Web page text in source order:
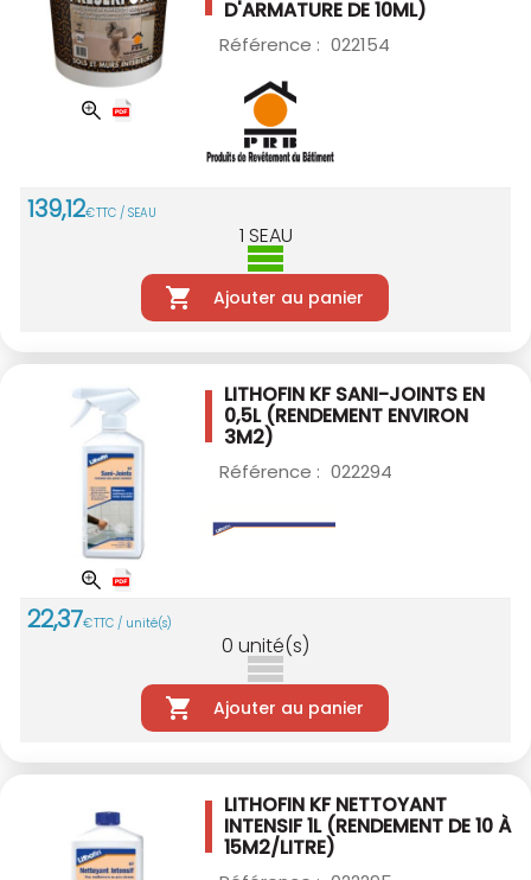
D'ARMATURE DE 10ML)
Référence : 022154
139,12€TTC / SEAU
1 SEAU
Ajouter au panier
LITHOFIN KF SANI-JOINTS EN
0,5L (RENDEMENT ENVIRON
3M2)
Référence : 022294
22,37€TTC / unité(s)
0 unité(s)
Ajouter au panier
LITHOFIN KF NETTOYANT
INTENSIF 1L (RENDEMENT DE 10 À
15M2/LITRE)